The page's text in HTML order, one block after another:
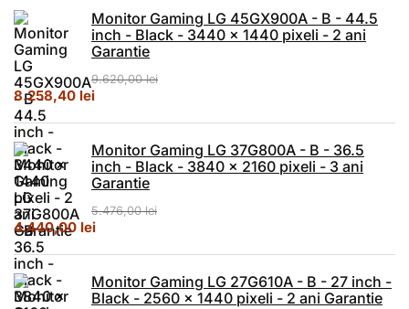
Monitor Gaming LG 45GX900A - B - 44.5
inch - Black - 3440 x 1440 pixeli - 2 ani
Garantie
9.620,00lei
Prețul inițial a fost: 9.620,00 lei.
8.258,40 leiPrețul curent este: 8.258,40 lei.
Monitor Gaming LG 37G800A - B - 36.5
inch - Black - 3840 x 2160 pixeli - 3 ani
Garantie
5.476,00lei
Prețul inițial a fost: 5.476,00 lei.
4.440,00 leiPrețul curent este: 4.440,00 lei.
Monitor Gaming LG 27G610A - B - 27 inch -
Black - 2560 x 1440 pixeli - 2 ani Garantie